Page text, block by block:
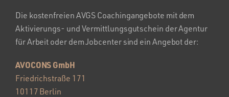
Die kostenfreien AVGS Coachingangebote mit dem
Aktivierungs- und Vermittlungsgutschein der Agentur
für Arbeit oder dem Jobcenter sind ein Angebot der:
AVOCONS GmbH
Friedrichstraße 171
10117 Berlin